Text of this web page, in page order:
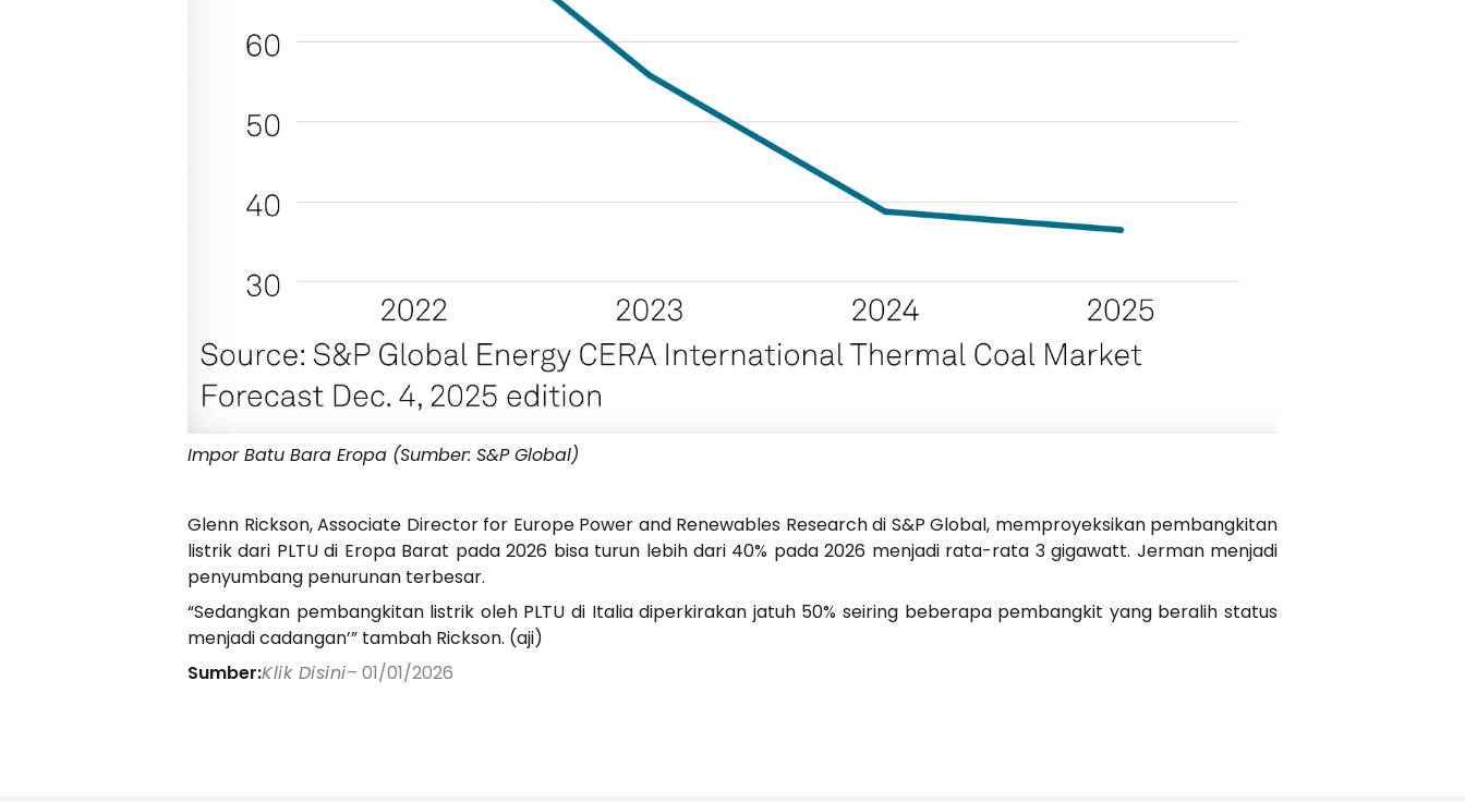
Impor Batu Bara Eropa (Sumber: S&P Global)
Glenn Rickson, Associate Director for Europe Power and Renewables Research di S&P Global, memproyeksikan pembangkitan
listrik dari PLTU di Eropa Barat pada 2026 bisa turun lebih dari 40% pada 2026 menjadi rata-rata 3 gigawatt. Jerman menjadi
penyumbang penurunan terbesar.
“Sedangkan pembangkitan listrik oleh PLTU di Italia diperkirakan jatuh 50% seiring beberapa pembangkit yang beralih status
menjadi cadangan’” tambah Rickson. (aji)
Sumber:Klik Disini– 01/01/2026